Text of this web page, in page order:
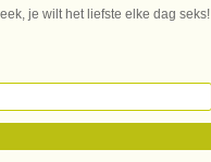
je wilt het liefste elke dag seks!